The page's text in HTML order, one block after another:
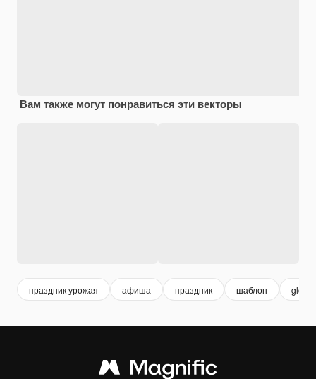
Вам также могут понравиться эти векторы
праздник урожая афиша праздник шаблон global